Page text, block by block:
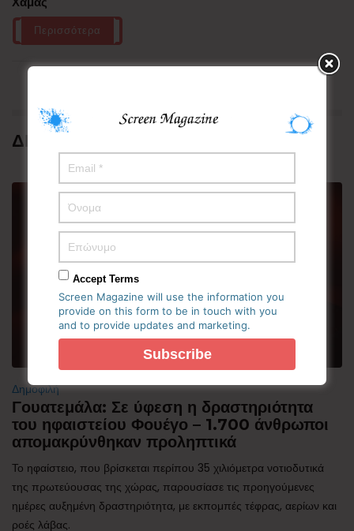
Περισσότερα
ΔΗΜΟΦΙΛΗ
Δημοφιλή
Γουατεμάλα: Σε ύφεση η δραστηριότητα
του ηφαιστείου Φουέγο – 1.700 άνθρωποι
απομακρύνθηκαν προληπτικά
Το ηφαίστειο, που βρίσκεται περίπου 35 χιλιόμετρα νοτιοδυτικά
της πρωτεύουσας της χώρας, παρουσίασε τις προηγούμενες
ημέρες αυξημένη δραστηριότητα, με εκπομπές τέφρας, αερίων και
ροές λάβας.
Accept Terms
Screen Magazine will use the information you
provide on this form to be in touch with you
and to provide updates and marketing.